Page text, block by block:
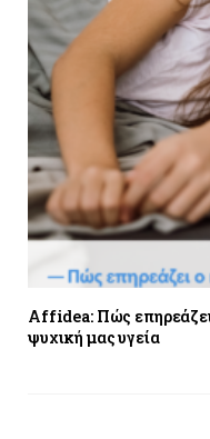
Affidea: Πώς
ψυχική μας υγεία